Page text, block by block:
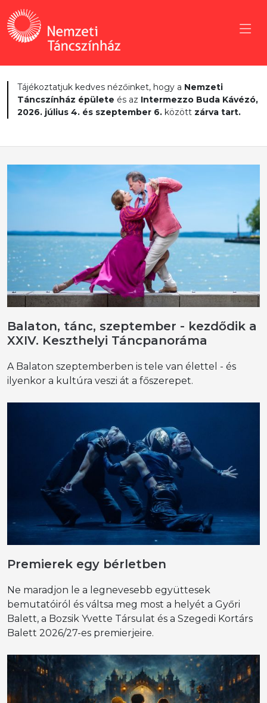
Tájékoztatjuk kedves nézőinket, hogy a Nemzeti
Táncszínház épülete és az Intermezzo Buda Kávézó,
2026. július 4. és szeptember 6. között zárva tart.
Balaton, tánc, szeptember - kezdődik a
XXIV. Keszthelyi Táncpanoráma
A Balaton szeptemberben is tele van élettel - és
ilyenkor a kultúra veszi át a főszerepet.
Premierek egy bérletben
Ne maradjon le a legnevesebb együttesek
bemutatóiról és váltsa meg most a helyét a Győri
Balett, a Bozsik Yvette Társulat és a Szegedi Kortárs
Balett 2026/27-es premierjeire.